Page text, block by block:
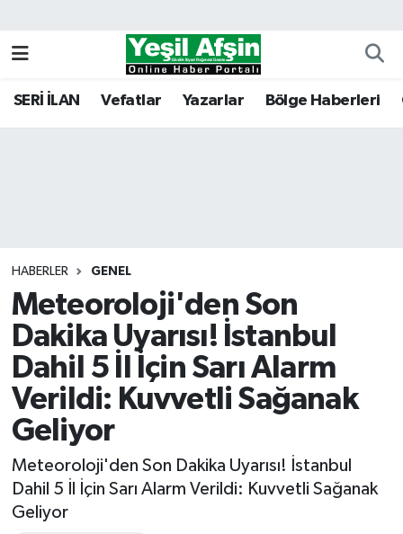
SERİ İLAN Vefatlar Yazarlar Bölge Haberleri
HABERLER GENEL
Meteoroloji'den Son
Dakika Uyarısı! İstanbul
Dahil 5 İl İçin Sarı Alarm
Verildi: Kuvvetli Sağanak
Geliyor
Meteoroloji'den Son Dakika Uyarısı! İstanbul
Dahil 5 İl İçin Sarı Alarm Verildi: Kuvvetli Sağanak
Geliyor
Kahramanmaraş Nöbetçi Eczaneler
Tüm Manşetler
Son Dakika Haberleri
Haber Arşivi